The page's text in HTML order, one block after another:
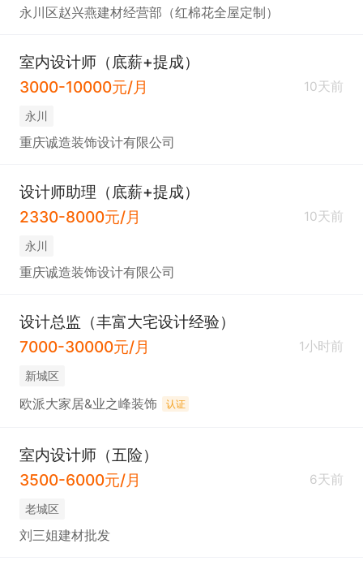
永川区赵兴燕建材经营部（红棉花全屋定制）
室内设计师（底薪+提成）
3000-10000元/月
10天前
永川
重庆诚造装饰设计有限公司
设计师助理（底薪+提成）
2330-8000元/月
10天前
永川
重庆诚造装饰设计有限公司
设计总监（丰富大宅设计经验）
7000-30000元/月
1小时前
新城区
欧派大家居&业之峰装饰 认证
室内设计师（五险）
3500-6000元/月
6天前
老城区
刘三姐建材批发